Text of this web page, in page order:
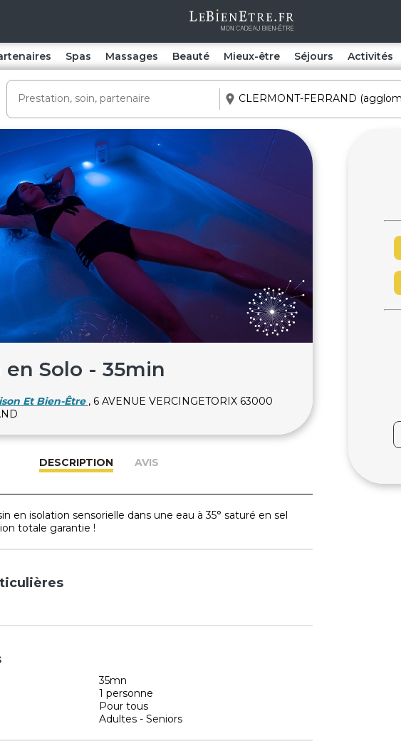
Spas Massages Beauté Mieux-être Séjours Activités
Solo - 35min
Et Bien-Être , 6 AVENUE VERCINGETORIX 63000
DESCRIPTION AVIS
en isolation sensorielle dans une eau à 35° saturé en sel
totale garantie !
35mn
1 personne
Pour tous
Adultes - Seniors